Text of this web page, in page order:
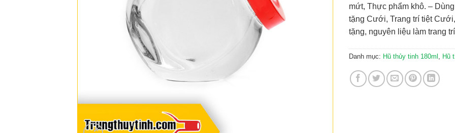
mứt, Thực phẩm khô. –
tặng Cưới, Trang trí tiệt
tặng, nguyên liệu làm trang
Danh mục: Hũ thủy tinh 180ml Hũ